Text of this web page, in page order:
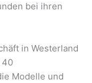
bei ihren
in Westerland
40
Modelle und